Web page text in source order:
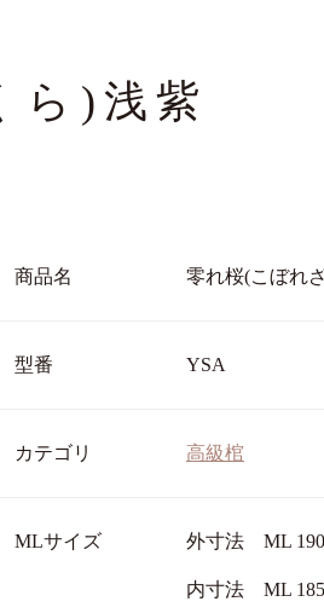
ら)浅紫
商品名 零れ桜(こぼれ
型番 YSA
カテゴリ 高級棺
MLサイズ 外寸法 ML
内寸法 ML